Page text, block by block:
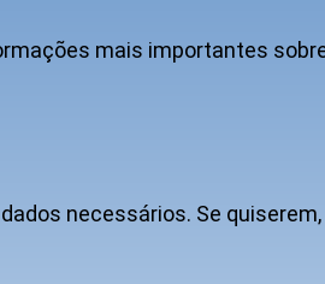
mais importantes
necessários. Se